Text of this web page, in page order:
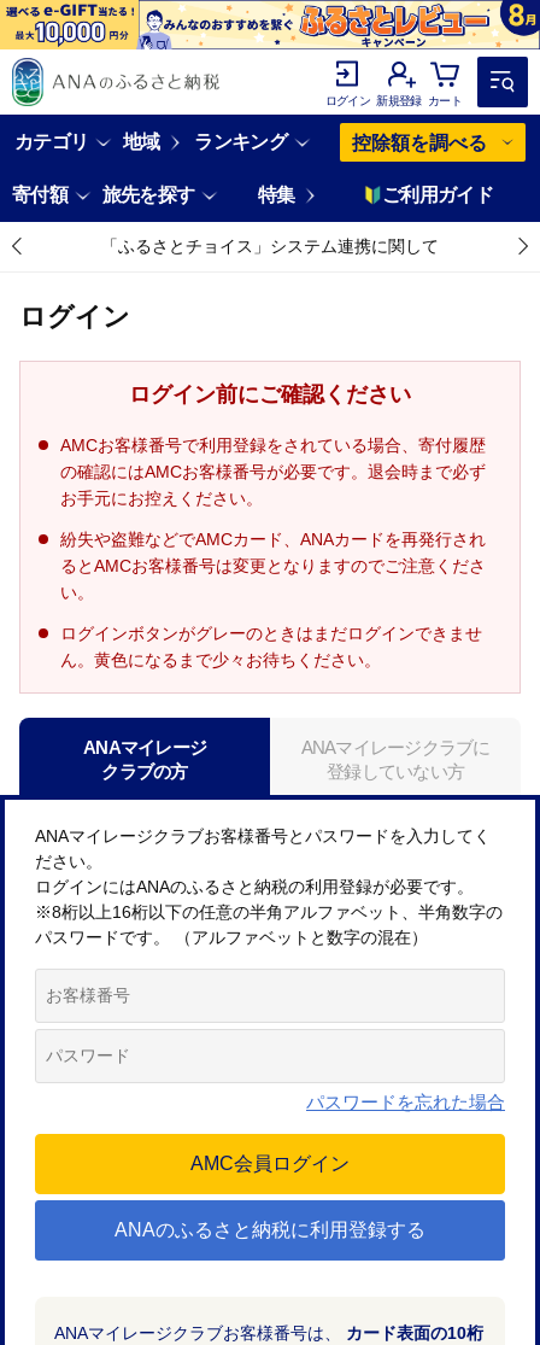
ログイン 新規登録 カート
カテゴリ 地域 ランキング 控除額を調べる
寄付額 旅先を探す 特集 ご利用ガイド
「ふるさとチョイス」システム連携に関して
ログイン
ログイン前にご確認ください
AMCお客様番号で利用登録をされている場合、寄付履歴
の確認にはAMCお客様番号が必要です。退会時まで必ず
お手元にお控えください。
紛失や盗難などでAMCカード、ANAカードを再発行され
るとAMCお客様番号は変更となりますのでご注意くださ
い。
ログインボタンがグレーのときはまだログインできませ
ん。黄色になるまで少々お待ちください。
ANAマイレージ
クラブの方
ANAマイレージクラブに
登録していない方
ANAマイレージクラブお客様番号とパスワードを入力してく
ださい。
ログインにはANAのふるさと納税の利用登録が必要です。
※8桁以上16桁以下の任意の半角アルファベット、半角数字の
パスワードです。 （アルファベットと数字の混在）
パスワードを忘れた場合
ANAのふるさと納税に利用登録する
ANAマイレージクラブお客様番号は、 カード表面の10桁